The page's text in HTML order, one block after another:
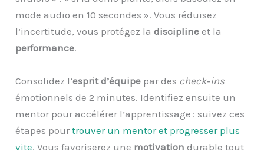
mode audio en 10 secondes ». Vous réduisez
l’incertitude, vous protégez ladiscipline et la
performance.
Consolidez l’esprit d’équipe par des check‑ins
émotionnels de 2 minutes. Identifiez ensuite un
mentor pour accélérer l’apprentissage : suivez ces
étapes pourtrouver un mentor et progresser plus
vite. Vous favoriserez une motivation durable tout